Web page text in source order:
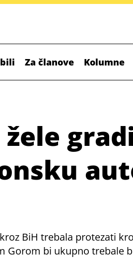
Za članove Kolumne
BiH trebala protezati
Gorom bi ukupno trebale